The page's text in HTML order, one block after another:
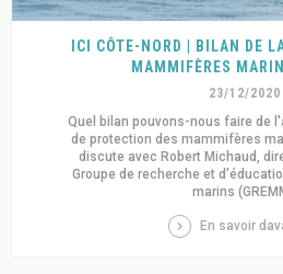
ICI CÔTE-NORD | BILAN DE
MAMMIFÈRES
23/12/2020
Quel bilan pouvons-nous faire de
de protection des mammifères
discute avec Robert Michaud,
Groupe de recherche et
marins
En savoir